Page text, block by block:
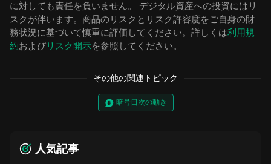
に対しても責任を負いません。 デジタル資産への投資にはリ
スクが伴います。商品のリスクとリスク許容度をご自身の財
務状況に基づいて慎重に評価してください。詳しくは利用規
約およびリスク開示を参照してください。
その他の関連トピック
暗号日次の動き
人気記事